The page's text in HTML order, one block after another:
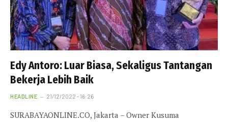
Edy Antoro: Luar Biasa, Sekaligus Tantangan
Bekerja Lebih Baik
HEADLINE 21/12/2022 - 16:26
SURABAYAONLINE.CO, Jakarta – Owner Kusuma